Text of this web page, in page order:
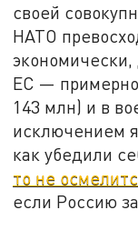
своей
НАТО
ЕС —
143 млн) и в
исключением
как убедили
то не
если Россию